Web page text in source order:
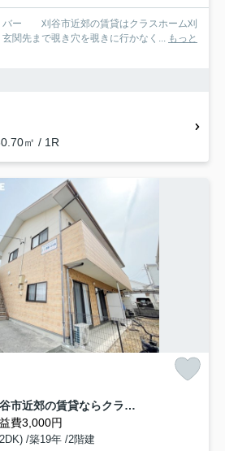
バー 刈谷市近郊の賃貸はクラスホーム刈
関先まで覗き穴を覗きに行かなく... もっと
㎡ / 1R
サンエイハイツ 刈谷市近郊の賃貸ならクラスホーム刈谷店
費3,000円
/築19年 /2階建